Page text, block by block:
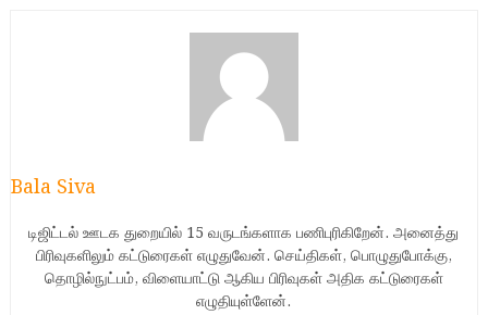
Bala Siva
டிஜிட்டல் ஊடக துறையில் 15 வருடங்களாக பணிபுரிகிறேன். அனைத்து
பிரிவுகளிலும் கட்டுரைகள் எழுதுவேன். செய்திகள், பொழுதுபோக்கு,
தொழில்நுட்பம், விளையாட்டு ஆகிய பிரிவுகள் அதிக கட்டுரைகள்
எழுதியுள்ளேன்.